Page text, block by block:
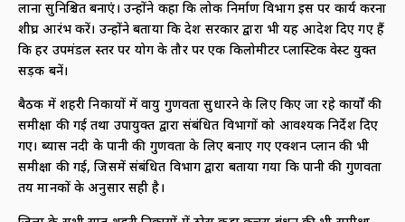
लाना सुनिश्चित बनाएं। उन्होंने कहा कि लोक निर्माण विभाग इस पर कार्य करना
शीघ्र आरंभ करें। उन्होंने बताया कि प्रदेश सरकार द्वारा भी यह आदेश दिए गए हैं
कि हर उपमंडल स्तर पर प्रयोग के तौर पर एक किलोमीटर प्लास्टिक वेस्ट युक्त
सड़क बनें।
बैठक में शहरी निकायों में वायु गुणवता सुधारने के लिए किए जा रहे कार्यों की
समीक्षा की गई तथा उपायुक्त द्वारा संबंधित विभागों को आवश्यक निर्देश दिए
गए। ब्यास नदी के पानी की गुणवता के लिए बनाए गए एक्शन प्लान की भी
समीक्षा की गई, जिसमें संबंधित विभाग द्वारा बताया गया कि पानी की गुणवता
तय मानकों के अनुसार सही है।